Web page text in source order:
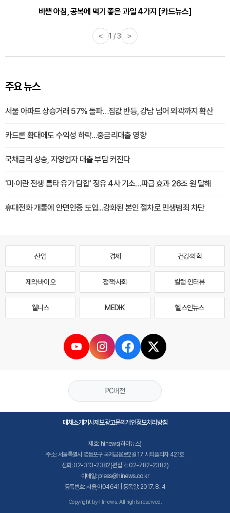
바쁜 아침, 공복에 먹기 좋은 과일 4가지 [카드뉴스]
30대부터 유병률 2배...여자에게 꼭 필요한 검사는? [카드뉴스]
< 1 / 3 >
주요 뉴스
서울 아파트 상승거래 57% 돌파…집값 반등, 강남 넘어 외곽까지 확산
카드론 확대에도 수익성 하락…중금리대출 영향
국채금리 상승, 자영업자 대출 부담 커진다
'미·이란 전쟁 틈타 유가 담합' 정유 4사 기소…파급 효과 26조 원 달해
휴대전화 개통에 안면인증 도입...강화된 본인 절차로 민생범죄 차단
산업 경제 건강·의학
제약·바이오 정책·사회 칼럼·인터뷰
웰니스 MEDI·K 헬스인뉴스
PC버전
매체소개기사제보광고문의개인정보처리방침
제호: hinews(하이뉴스)
주소: 서울특별시 영등포구 국제금융로2길 17 시티플라자 421호
전화: 02-313-2382(편집국: 02-782-2382)
이메일: press@hinews.co.kr
등록번호: 서울,아04641 | 등록일: 2017. 8. 4
Copyright by Hinews. All rights reserved.